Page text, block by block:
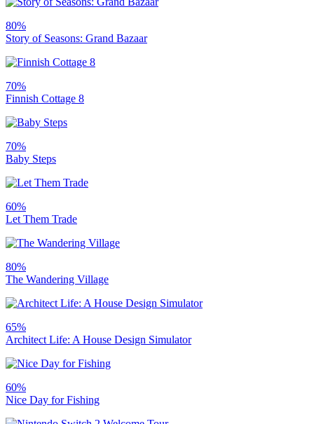
80%
Story of Seasons: Grand Bazaar
70%
Finnish Cottage 8
70%
Baby Steps
60%
Let Them Trade
80%
The Wandering Village
65%
Architect Life: A House Design Simulator
60%
Nice Day for Fishing